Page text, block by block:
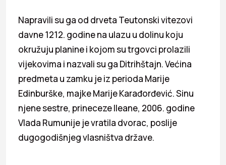
Napravili su ga od drveta Teutonski vitezovi
davne 1212. godine na ulazu u dolinu koju
okružuju planine i kojom su trgovci prolazili
vijekovima i nazvali su ga Ditrihštajn. Većina
predmeta u zamku je iz perioda Marije
Edinburške, majke Marije Karađorđević. Sinu
njene sestre, prineceze Ileane, 2006. godine
Vlada Rumunije je vratila dvorac, poslije
dugogodišnjeg vlasništva države.